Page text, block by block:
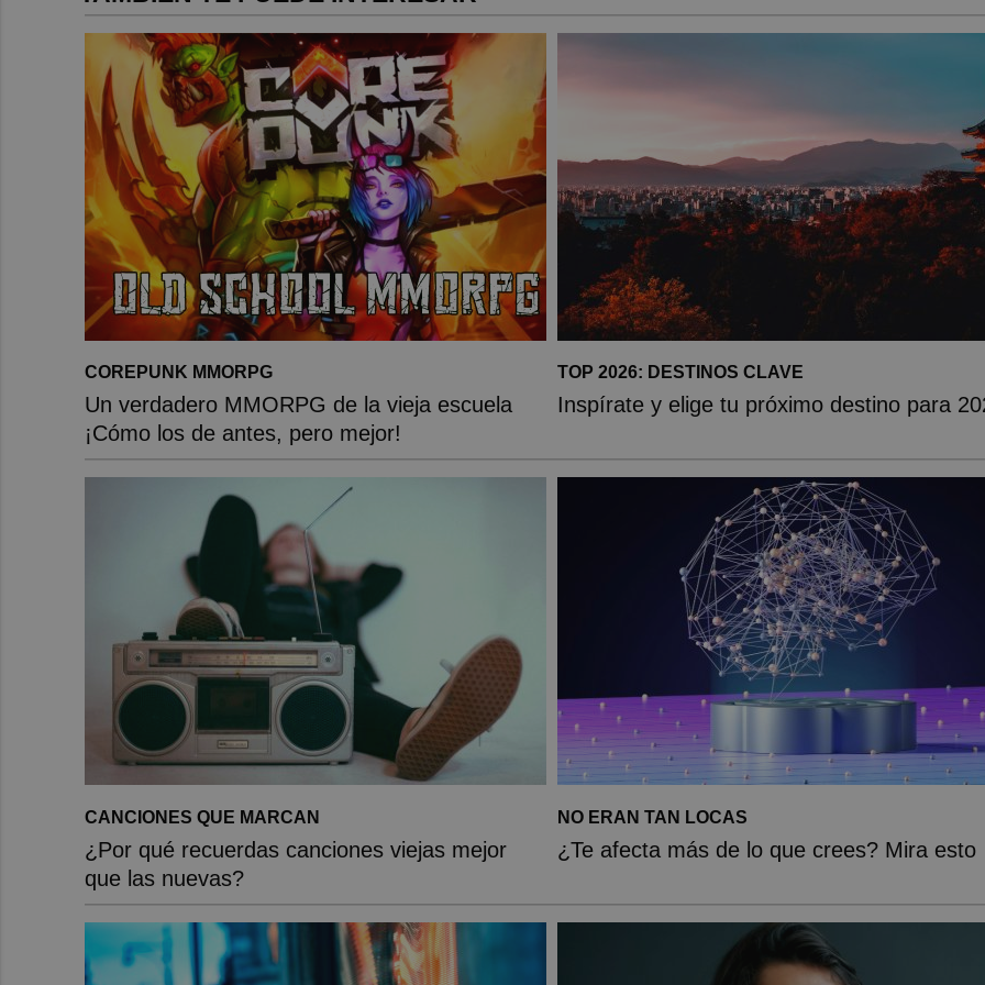
COREPUNK MMORPG
Un verdadero MMORPG de la vieja escuela
¡Cómo los de antes, pero mejor!
TOP 2026: DESTINOS CLAVE
Inspírate y elige tu próximo destino para
CANCIONES QUE MARCAN
¿Por qué recuerdas canciones viejas mejor
que las nuevas?
NO ERAN TAN LOCAS
¿Te afecta más de lo que crees? Mira esto